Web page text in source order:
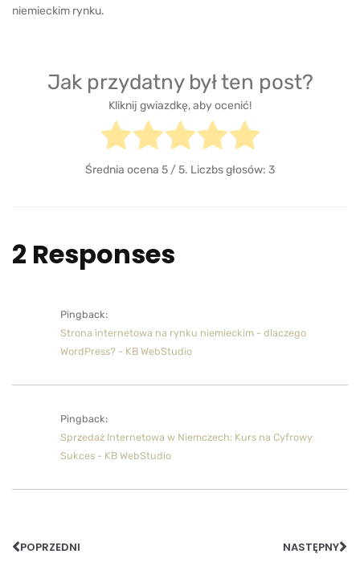
niemieckim rynku.
Jak przydatny był ten post?
Kliknij gwiazdkę, aby ocenić!
Średnia ocena 5 / 5. Liczbs głosów: 3
2 Responses
Pingback:
Strona internetowa na rynku niemieckim - dlaczego
WordPress? - KB WebStudio
Pingback:
Sprzedaż Internetowa w Niemczech: Kurs na Cyfrowy
Sukces - KB WebStudio
POPRZEDNI NASTĘPNY